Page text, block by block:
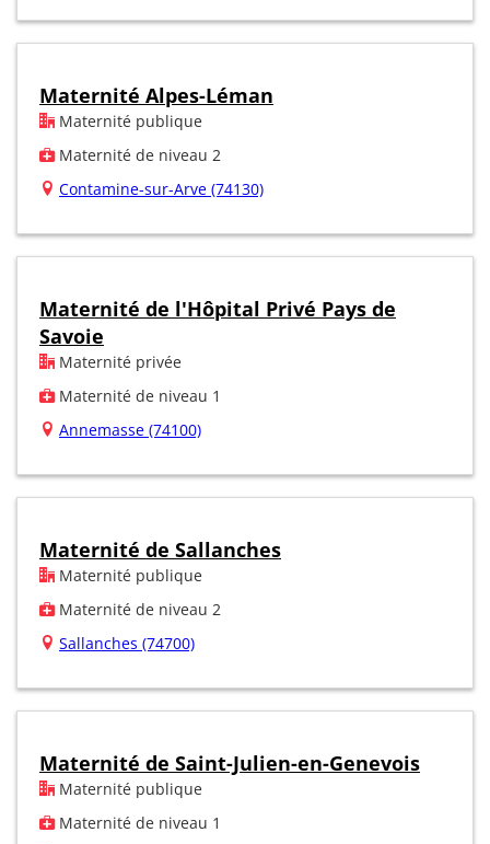
Maternité Alpes-Léman
Maternité publique
Maternité de niveau 2
Contamine-sur-Arve (74130)
Maternité de l'Hôpital Privé Pays de
Savoie
Maternité privée
Maternité de niveau 1
Annemasse (74100)
Maternité de Sallanches
Maternité publique
Maternité de niveau 2
Sallanches (74700)
Maternité de Saint-Julien-en-Genevois
Maternité publique
Maternité de niveau 1